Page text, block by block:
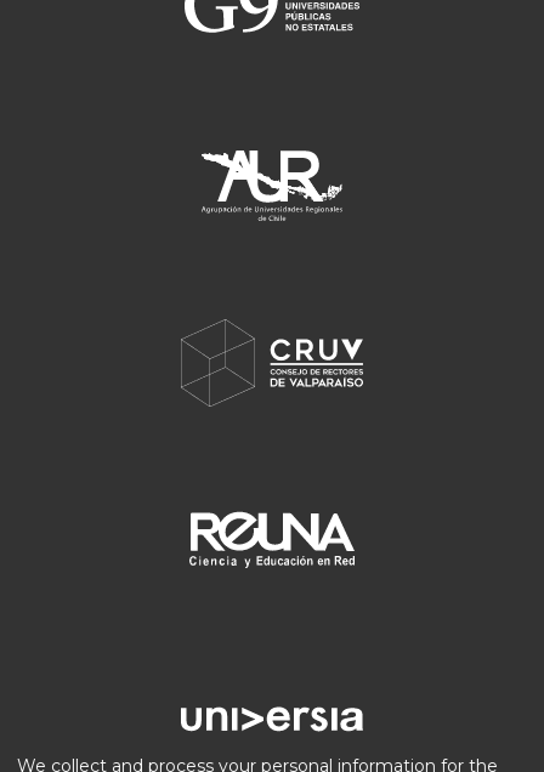
We collect and process your personal information for the